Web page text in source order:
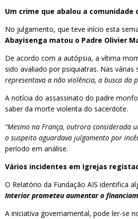
Um crime que abalou a comunidade
No julgamento, que teve início esta
Abayisenga matou o Padre Olivier
De acordo com a autópsia, a vítima
sido avaliado por psiquiatras. Nas
representava a não violência, a busca da
A notícia do assassinato do padre
saber da morte violenta do sacerdote.
“Mesmo na França, outrora considerada
o suspeito aguardava julgamento por
período em análise.
Vários incidentes em Igrejas
O Relatório da Fundação AIS identifica
Interior prometeu aumentar o
A iniciativa governamental, pode ler-se